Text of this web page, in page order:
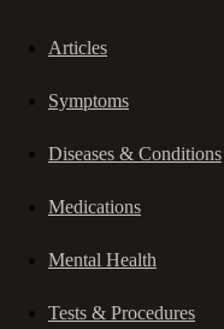
Articles
Symptoms
Diseases & Conditions
Medications
Mental Health
Tests & Procedures